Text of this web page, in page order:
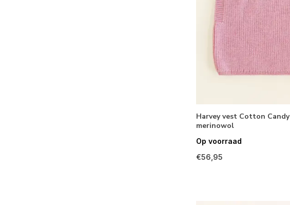
Harvey vest Cotton Candy
merinowol
Op voorraad
€56,95